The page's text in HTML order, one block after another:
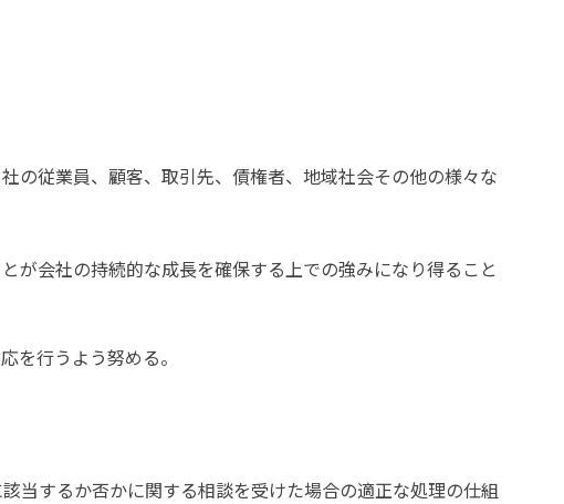
従業員、顧客、取引先、債権者、地域社会その他の様々な
が会社の持続的な成長を確保する上での強みになり得ること
を行うよう努める。
するか否かに関する相談を受けた場合の適正な処理の仕組